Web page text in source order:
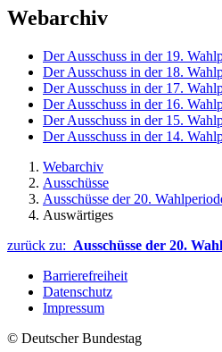
Webarchiv
Der Ausschuss in der 19.
Der Ausschuss in der 18.
Der Ausschuss in der 17.
Der Ausschuss in der 16.
Der Ausschuss in der 15.
Der Ausschuss in der 14.
Webarchiv
Ausschüsse
Ausschüsse der 20.
Auswärtiges
zurück zu: Ausschüsse der 20.
Barrierefreiheit
Datenschutz
Impressum
© Deutscher Bundestag